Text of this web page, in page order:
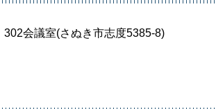
302会議室(さぬき市志度5385-8)